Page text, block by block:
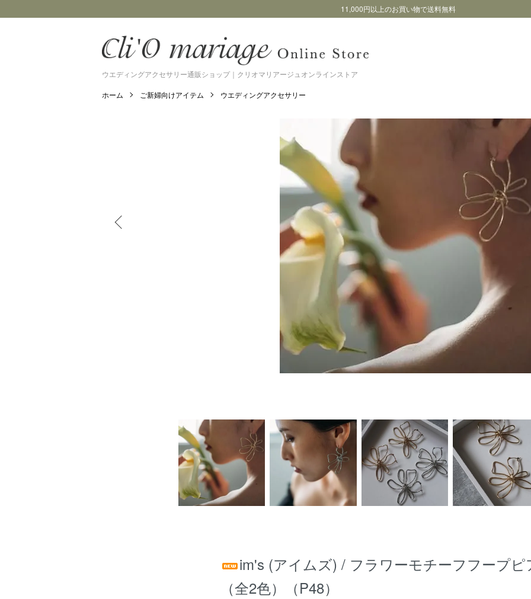
11,000円以上のお買い物で送料無料
ウエディングアクセサリー通販ショップ｜クリオマリアージュオンラインストア
ホーム ご新婦向けアイテム ウエディングアクセサリー
im's (アイムズ) / フラワーモチーフフープピ
（全2色）（P48）